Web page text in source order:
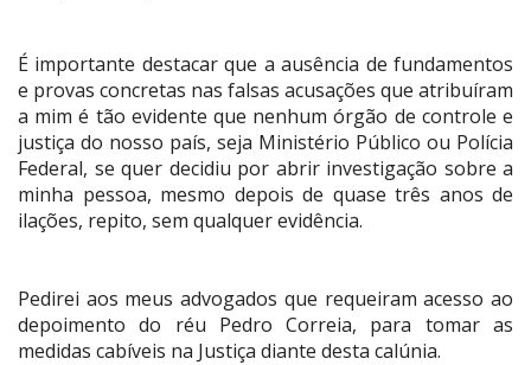
É importante destacar que a ausência de fundamentos
e provas concretas nas falsas acusações que atribuíram
a mim é tão evidente que nenhum órgão de controle e
justiça do nosso país, seja Ministério Público ou Polícia
Federal, se quer decidiu por abrir investigação sobre a
minha pessoa, mesmo depois de quase três anos de
ilações, repito, sem qualquer evidência.
Pedirei aos meus advogados que requeiram acesso ao
depoimento do réu Pedro Correia, para tomar as
medidas cabíveis na Justiça diante desta calúnia.